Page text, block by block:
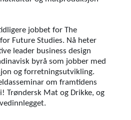
jobbet for The
Future Studies. Nå heter
leader business design
byrå som jobber med
og forretningsutvikling.
om framtidens
Trøndersk Mat og Drikke, og